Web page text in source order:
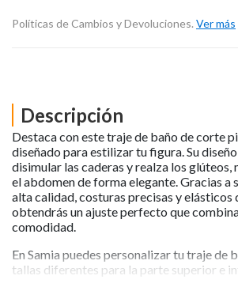
Políticas de Cambios y Devoluciones. Ver más
Descripción
Destaca con este traje de baño de corte
diseñado para estilizar tu figura. Su
disimular las caderas y realza los glúteos,
el abdomen de forma elegante. Gracias a
alta calidad, costuras precisas y elásticos
obtendrás un ajuste perfecto que
comodidad.
En Samia puedes personalizar tu traje de
tallas diferentes para la parte superior e